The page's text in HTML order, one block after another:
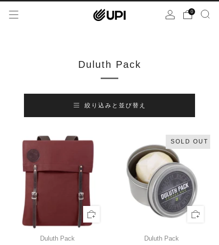
0
Duluth Pack
絞り込みと並び替え
Duluth Pack
SOLD OUT
Duluth Pack